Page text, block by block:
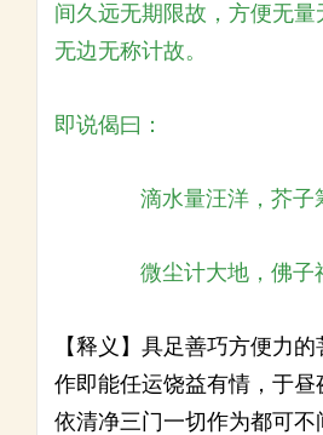
间久远无期限故，方便无量
无边无称计故。
即说偈曰：
滴水量汪洋，芥子
微尘计大地，佛子
【释义】具足善巧方便力
作即能任运饶益有情，于
依清净三门一切作为都可不